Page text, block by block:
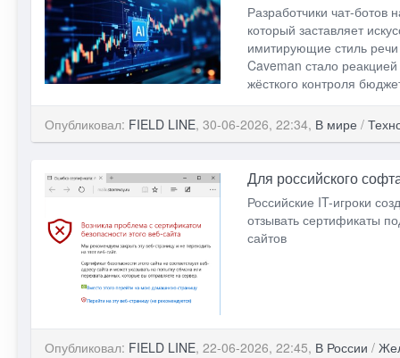
Разработчики чат-
который заставляет
имитирующие стиль
Caveman стало
жёсткого контроля
Опубликовал: FIELD LINE, 30-06-2026, 22:34, В мире /
Для российского
Российские IT-игроки
отзывать сертификаты
сайтов
Опубликовал: FIELD LINE, 22-06-2026, 22:45, В России /